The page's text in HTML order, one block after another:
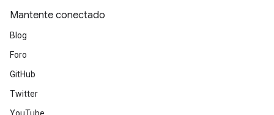
Mantente conectado
Blog
Foro
GitHub
Twitter